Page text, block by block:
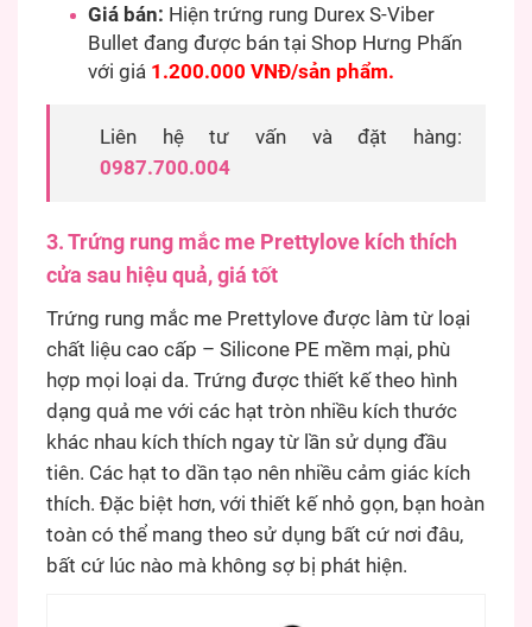
Giá bán: Hiện trứng rung Durex S-Viber
Bullet đang được bán tại Shop Hưng Phấn
với giá 1.200.000 VNĐ/sản phẩm.
Liên hệ tư vấn và đặt hàng:
0987.700.004
3. Trứng rung mắc me Prettylove kích thích
cửa sau hiệu quả, giá tốt
Trứng rung mắc me Prettylove được làm từ loại
chất liệu cao cấp – Silicone PE mềm mại, phù
hợp mọi loại da. Trứng được thiết kế theo hình
dạng quả me với các hạt tròn nhiều kích thước
khác nhau kích thích ngay từ lần sử dụng đầu
tiên. Các hạt to dần tạo nên nhiều cảm giác kích
thích. Đặc biệt hơn, với thiết kế nhỏ gọn, bạn hoàn
toàn có thể mang theo sử dụng bất cứ nơi đâu,
bất cứ lúc nào mà không sợ bị phát hiện.